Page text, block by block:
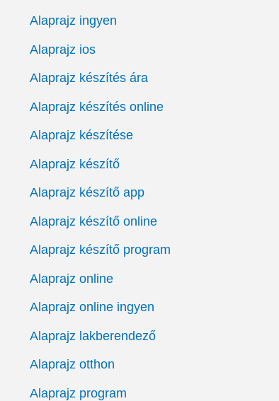
Alaprajz ingyen
Alaprajz ios
Alaprajz készítés ára
Alaprajz készítés online
Alaprajz készítése
Alaprajz készítő
Alaprajz készítő app
Alaprajz készítő online
Alaprajz készítő program
Alaprajz online
Alaprajz online ingyen
Alaprajz lakberendező
Alaprajz otthon
Alaprajz program